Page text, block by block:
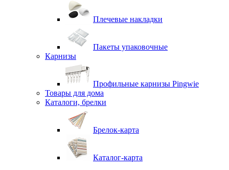
Плечевые накладки
Пакеты упаковочные
Карнизы
Профильные карнизы Pingwie
Товары для дома
Каталоги, брелки
Брелок-карта
Каталог-карта